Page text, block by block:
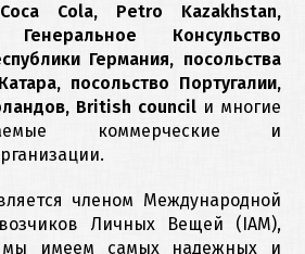
Cola, Petro Kazakhstan,
Консульство
Германия, посольства
посольство Португалии,
British councilи многие
коммерческие и
членом Международной
Личных Вещей (IAM),
мы имеем самых надежных и